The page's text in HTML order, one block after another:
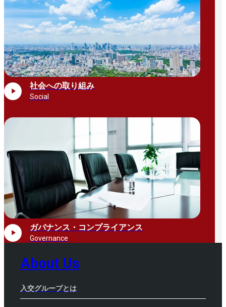
社会への取り組み
Social
ガバナンス・コンプライアンス
Governance
About Us
入交グループとは